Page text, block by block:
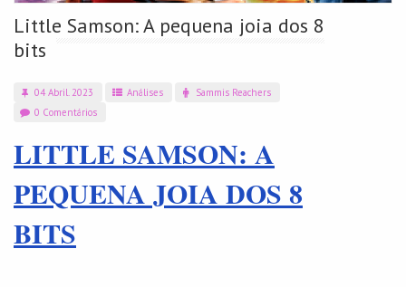
Little Samson: A pequena joia dos 8
bits
04 Abril. 2023 Análises
Sammis Reachers
0 Comentários
LITTLE SAMSON: A
PEQUENA JOIA DOS 8
BITS